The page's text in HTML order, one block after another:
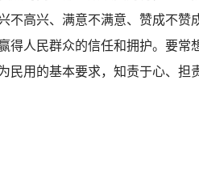
不高兴、满意不满意、赞成不赞
得人民群众的信任和拥护。要常
民用的基本要求，知责于心、